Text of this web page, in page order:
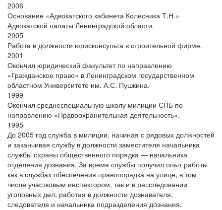
2006
Основание «Адвокатского кабинета Колесника Т.Н.»
Адвокатской палаты Ленинградской области.
2005
Работа в должности юрисконсульта в строительной фирме.
2001
Окончил юридический факультет по направлению
«Гражданское право» в Ленинградском государственном
областном Университете им. А.С. Пушкина.
1999
Окончил среднеспециальную школу милиции СПБ по
направлению «Правоохранительная деятельность».
1995
До 2005 год служба в милиции, начиная с рядовых должностей
и заканчивая службу в должности заместителя начальника
службы охраны общественного порядка — начальника
отделения дознания. За время службы получил опыт работы
как в службах обеспечения правопорядка на улице, в том
числе участковым инспектором, так и в расследовании
уголовных дел, работая в должности дознавателя,
следователя и начальника подразделения дознания.